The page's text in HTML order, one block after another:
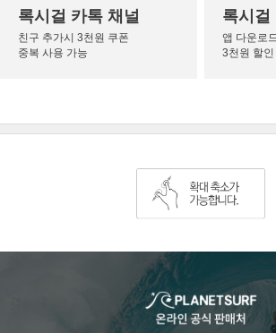
록시걸 카톡 채널
친구 추가시 3천원 쿠폰
중복 사용 가능
록시걸
앱 다운로
3천원 할인